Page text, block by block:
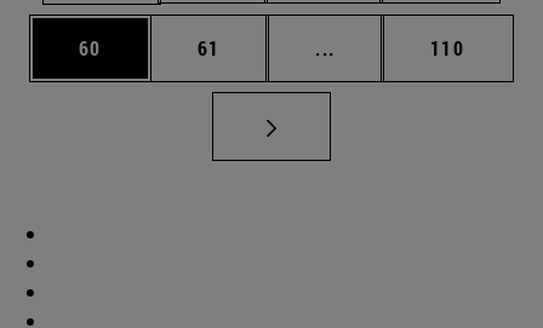
Página
60 Página
61 ... Páginas intermedias
Página
110